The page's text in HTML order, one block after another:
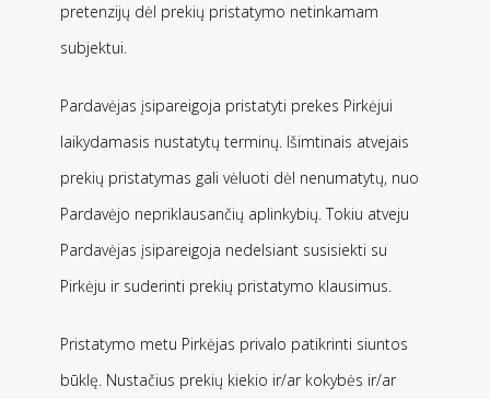
pretenzijų dėl prekių pristatymo netinkamam
subjektui.
Pardavėjas įsipareigoja pristatyti prekes Pirkėjui
laikydamasis nustatytų terminų. Išimtinais atvejais
prekių pristatymas gali vėluoti dėl nenumatytų, nuo
Pardavėjo nepriklausančių aplinkybių. Tokiu atveju
Pardavėjas įsipareigoja nedelsiant susisiekti su
Pirkėju ir suderinti prekių pristatymo klausimus.
Pristatymo metu Pirkėjas privalo patikrinti siuntos
būklę. Nustačius prekių kiekio ir/ar kokybės ir/ar